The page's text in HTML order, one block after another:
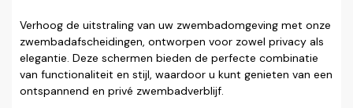
Verhoog de uitstraling van uw zwembadomgeving met onze
zwembadafscheidingen, ontworpen voor zowel privacy als
elegantie. Deze schermen bieden de perfecte combinatie
van functionaliteit en stijl, waardoor u kunt genieten van een
ontspannend en privé zwembadverblijf.